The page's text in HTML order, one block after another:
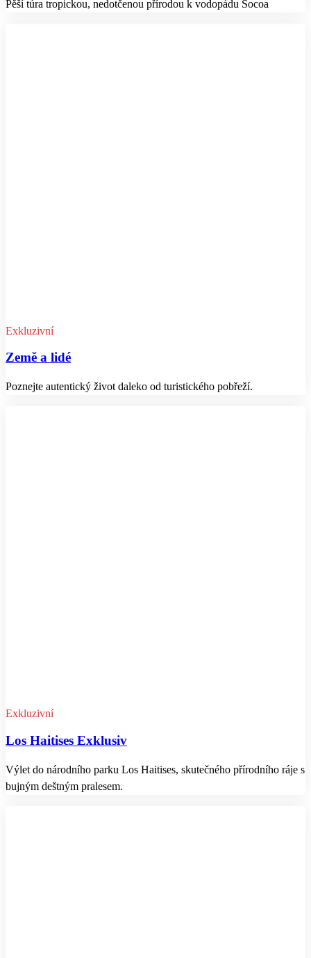
Pěší túra tropickou, nedotčenou přírodou k vodopádu Socoa
Exkluzivní
Země a lidé
Poznejte autentický život daleko od turistického pobřeží.
Exkluzivní
Los Haitises Exklusiv
Výlet do národního parku Los Haitises, skutečného přírodního ráje s
bujným deštným pralesem.